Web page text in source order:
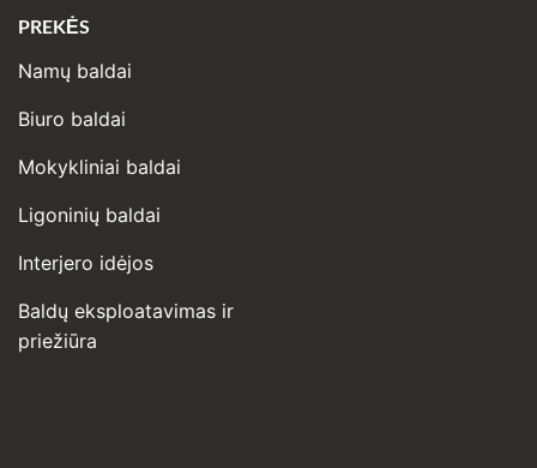
PREKĖS
Namų baldai
Biuro baldai
Mokykliniai baldai
Ligoninių baldai
Interjero idėjos
Baldų eksploatavimas ir
priežiūra